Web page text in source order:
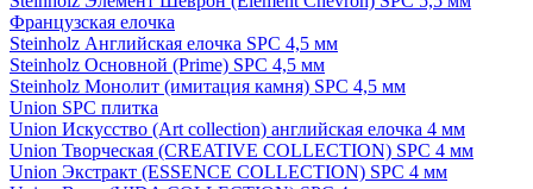
Французская елочка
Steinholz Английская елочка SPC 4,5 мм
Steinholz Основной (Prime) SPC 4,5 мм
Steinholz Монолит (имитация камня) SPC 4,5 мм
Union SPC плитка
Union Искусство (Art collection) английская елочка 4 мм
Union Творческая (CREATIVE COLLECTION) SPC 4 мм
Union Экстракт (ESSENCE COLLECTION) SPC 4 мм